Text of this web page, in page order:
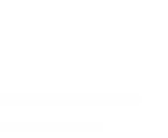
Ist, Die